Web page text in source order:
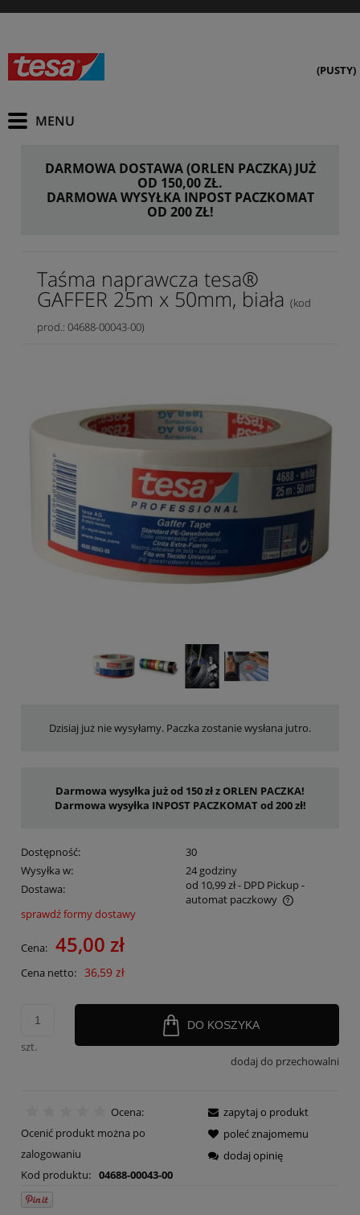
(PUSTY)
DARMOWA DOSTAWA (ORLEN PACZKA) JUŻ
OD 150,00 ZŁ.
DARMOWA WYSYŁKA INPOST PACZKOMAT
OD 200 ZŁ!
Taśma naprawcza tesa®
GAFFER 25m x 50mm, biała (kod
prod.: 04688-00043-00)
Dzisiaj już nie wysyłamy. Paczka zostanie wysłana jutro.
Darmowa wysyłka już od 150 zł z ORLEN PACZKA!
Darmowa wysyłka INPOST PACZKOMAT od 200 zł!
Dostępność:
30
Wysyłka w:
24 godziny
Dostawa:
od 10,99 zł- DPD Pickup -
automat paczkowy
Cena nie zawiera ewentualnych kosztów płatności
sprawdź formy dostawy
Cena: 45,00 zł
Cena netto: 36,59 zł
szt.
DO KOSZYKA
dodaj do przechowalni
Ocena:
Ocenić produkt można po
zalogowaniu
Kod produktu: 04688-00043-00
zapytaj o produkt
poleć znajomemu
dodaj opinię